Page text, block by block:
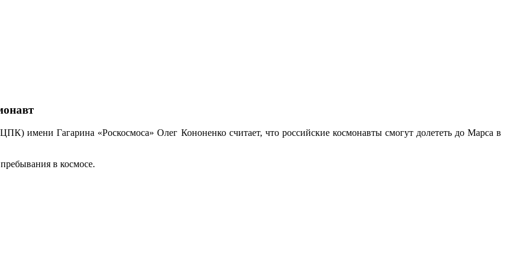
имени Гагарина «Роскосмоса» Олег Кононенко считает, что российские космонавты смогут долететь до Марса в
в космосе.